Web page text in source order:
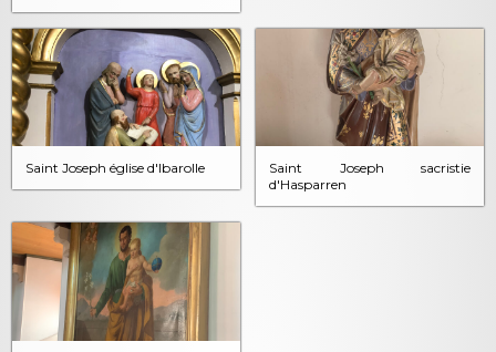
Saint Joseph église d'Ibarolle
Saint Joseph sacristie
d'Hasparren